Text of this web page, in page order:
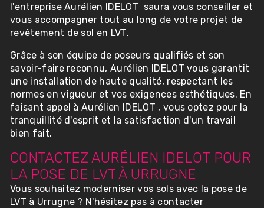
l'entreprise Aurélien IDELOT saura vous conseiller et
vous accompagner tout au long de votre projet de
revêtement de sol en LVT.
Grâce à son équipe de poseurs qualifiés et son
savoir-faire reconnu, Aurélien IDELOT vous garantit
une installation de haute qualité, respectant les
normes en vigueur et vos exigences esthétiques. En
faisant appel à Aurélien IDELOT , vous optez pour la
tranquillité d'esprit et la satisfaction d'un travail
bien fait.
CONTACTEZ AURÉLIEN IDELOT POUR
LA POSE DE LVT À URRUGNE
Vous souhaitez moderniser vos sols avec la pose de
LVT à Urrugne ? N'hésitez pas à contacter